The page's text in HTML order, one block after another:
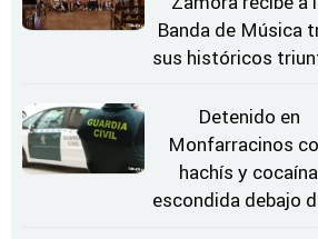
Banda de Música
sus históricos
Detenido en
Monfarracinos
hachís y cocaína
escondida debajo